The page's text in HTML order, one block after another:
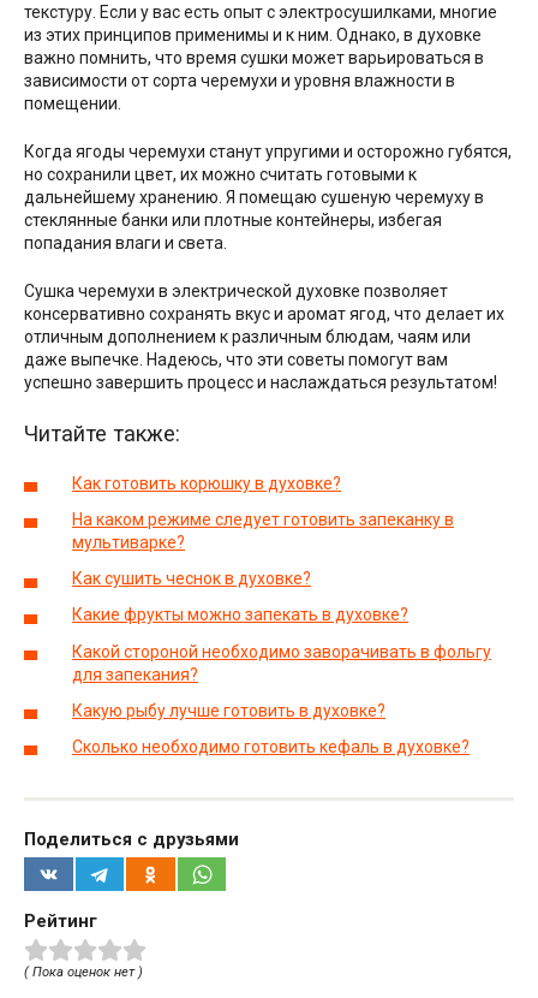
текстуру. Если у вас есть опыт с электросушилками, многие
из этих принципов применимы и к ним. Однако, в духовке
важно помнить, что время сушки может варьироваться в
зависимости от сорта черемухи и уровня влажности в
помещении.
Когда ягоды черемухи станут упругими и осторожно губятся,
но сохранили цвет, их можно считать готовыми к
дальнейшему хранению. Я помещаю сушеную черемуху в
стеклянные банки или плотные контейнеры, избегая
попадания влаги и света.
Сушка черемухи в электрической духовке позволяет
консервативно сохранять вкус и аромат ягод, что делает их
отличным дополнением к различным блюдам, чаям или
даже выпечке. Надеюсь, что эти советы помогут вам
успешно завершить процесс и наслаждаться результатом!
Читайте также:
Как готовить корюшку в духовке?
На каком режиме следует готовить запеканку в
мультиварке?
Как сушить чеснок в духовке?
Какие фрукты можно запекать в духовке?
Какой стороной необходимо заворачивать в фольгу
для запекания?
Какую рыбу лучше готовить в духовке?
Сколько необходимо готовить кефаль в духовке?
Поделиться с друзьями
Рейтинг
( Пока оценок нет )